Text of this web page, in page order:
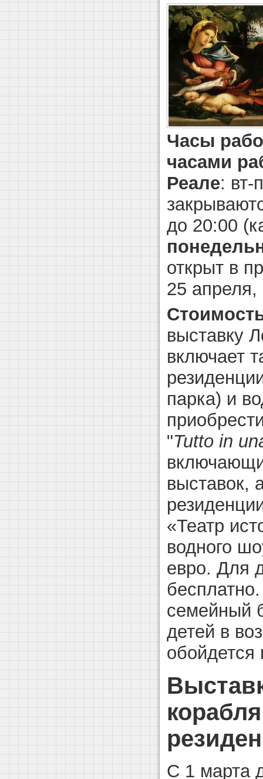
Часы
часами
Реале: вт-
до 20:00
открыт в
25
выставку
включает
парка) и
"Tutto in
выставок,
«Театр
водного
евро. Для
семейный
детей в
обойдется
С 1 марта